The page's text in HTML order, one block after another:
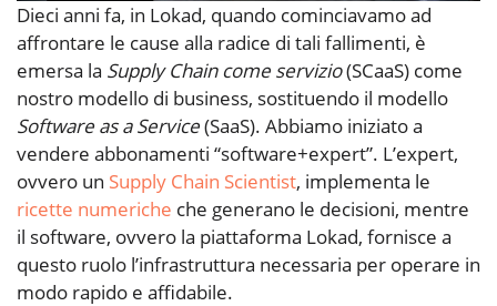
Dieci anni fa, in Lokad, quando cominciavamo ad
affrontare le cause alla radice di tali fallimenti, è
emersa la Supply Chain come servizio(SCaaS) come
nostro modello di business, sostituendo il modello
Software as a Service(SaaS). Abbiamo iniziato a
vendere abbonamenti “software+expert”. L’expert,
ovvero un Supply Chain Scientist, implementa le
ricette numeriche che generano le decisioni, mentre
il software, ovvero la piattaforma Lokad, fornisce a
questo ruolo l’infrastruttura necessaria per operare in
modo rapido e affidabile.